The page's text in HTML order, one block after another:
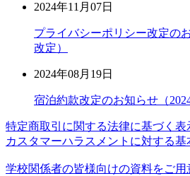
2024年11月07日
プライバシーポリシー改定の
改定）
2024年08月19日
宿泊約款改定のお知らせ（
特定商取引に関する法律に基づく表
カスタマーハラスメントに対する基
学校関係者の皆様向けの資料をご用